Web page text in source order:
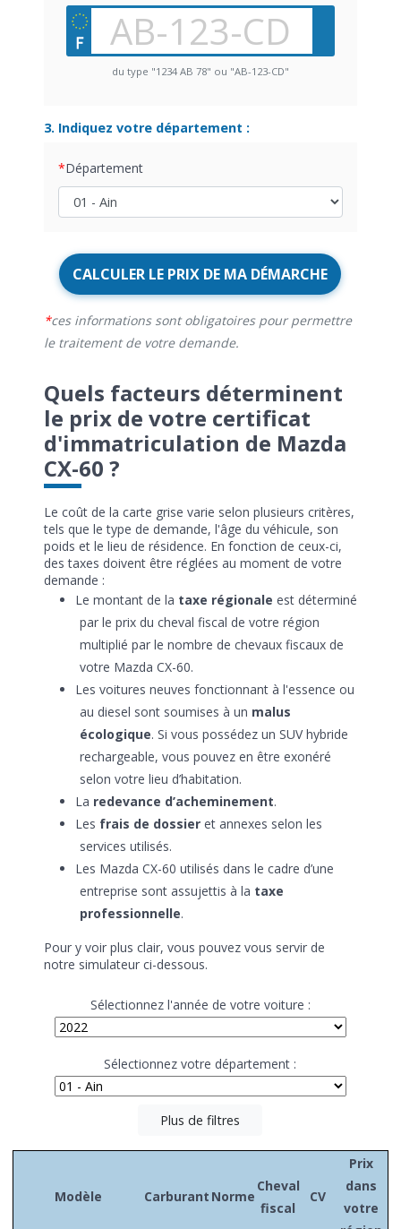
du type "1234 AB 78" ou "AB-123-CD"
3. Indiquez votre département :
Département
CALCULER LE PRIX DE MA DÉMARCHE
ces informations sont obligatoires pour permettre
le traitement de votre demande.
Quels facteurs déterminent
le prix de votre certificat
d'immatriculation de Mazda
CX-60 ?
Le coût de la carte grise varie selon plusieurs critères,
tels que le type de demande, l'âge du véhicule, son
poids et le lieu de résidence. En fonction de ceux-ci,
des taxes doivent être réglées au moment de votre
demande :
Le montant de la taxe régionale est déterminé
par le prix du cheval fiscal de votre région
multiplié par le nombre de chevaux fiscaux de
votre Mazda CX-60.
Les voitures neuves fonctionnant à l'essence ou
au diesel sont soumises à un malus
écologique. Si vous possédez un SUV hybride
rechargeable, vous pouvez en être exonéré
selon votre lieu d’habitation.
La redevance d’acheminement.
Les frais de dossieret annexes selon les
services utilisés.
Les Mazda CX-60 utilisés dans le cadre d’une
entreprise sont assujettis à la taxe
professionnelle.
Pour y voir plus clair, vous pouvez vous servir de
notre simulateur ci-dessous.
Sélectionnez l'année de votre voiture :
Sélectionnez votre département :
Plus de filtres
Modèle Carburant Norme
Cheval
fiscal
CV
Prix
dans
votre